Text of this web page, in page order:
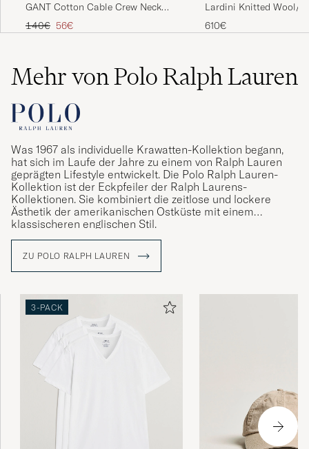
GANT Cotton Cable Crew Neck
Cream
Regulärer Preis
140€ Reduzierter Preis
56€
Lardini Knitted Wool/
Polo Brown
610€
Mehr von Polo Ralph Lauren
Was 1967 als individuelle Krawatten-Kollektion begann,
hat sich im Laufe der Jahre zu einem von Ralph Lauren
geprägten Lifestyle entwickelt. Die Polo Ralph Lauren-
Kollektion ist der Eckpfeiler der Ralph Laurens-
Kollektionen. Sie kombiniert die zeitlose und lockere
Ästhetik der amerikanischen Ostküste mit einem
klassischeren englischen Stil.
ZU POLO RALPH LAUREN
3-PACK